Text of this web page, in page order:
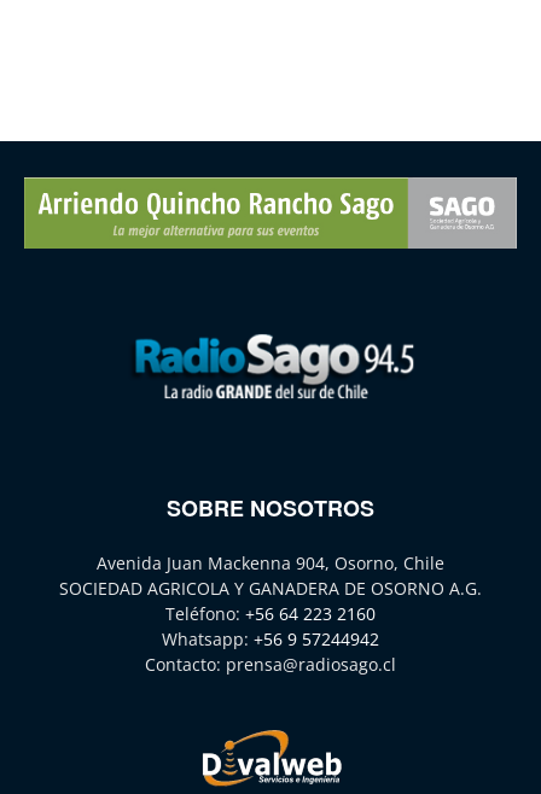
SOBRE NOSOTROS
Avenida Juan Mackenna 904, Osorno, Chile
SOCIEDAD AGRICOLA Y GANADERA DE OSORNO A.G.
Teléfono: +56 64 223 2160
Whatsapp: +56 9 57244942
Contacto: prensa@radiosago.cl